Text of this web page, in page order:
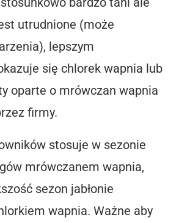
utrudnione (może
lepszym
się chlorek wapnia lub
oparte o mrówczan wapnia
firmy.
stosuje w sezonie
mrówczanem wapnia,
sezon jabłonie
wapnia. Ważne aby